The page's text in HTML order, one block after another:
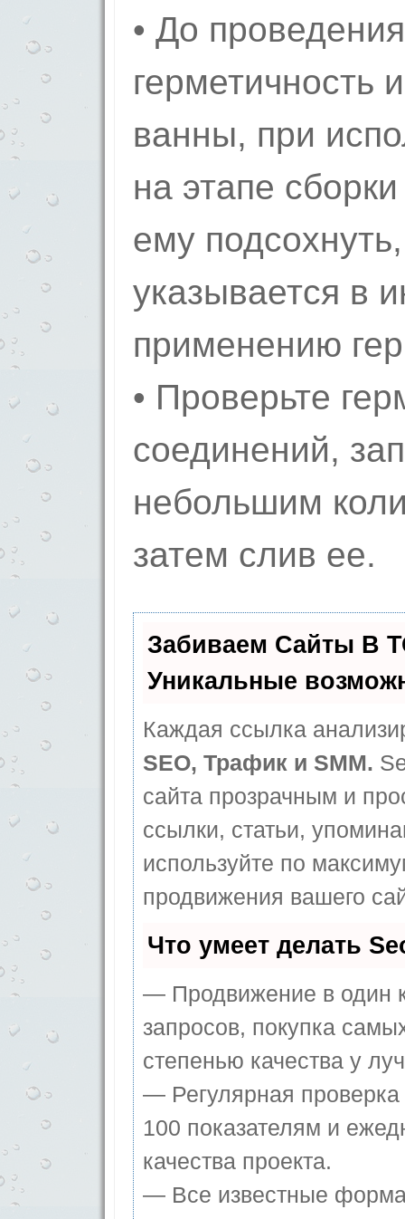
• До
герметичность
ванны, при
на этапе
ему
указывается в
применению
• Проверьте
соединений,
небольшим
затем слив ее.
Забиваем Сайты В
Уникальные
Каждая ссылка
SEO, Трафик и SMM.
сайта прозрачным и
ссылки, статьи,
используйте по
продвижения вашего
Что умеет делать
— Продвижение в один
запросов, покупка
степенью качества у
— Регулярная
100 показателям и
качества проекта.
— Все известные